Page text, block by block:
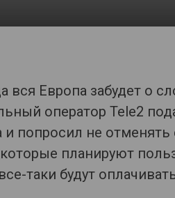
вся Европа забудет о
оператор Tele2
и попросил не отменять
планируют
таки будут